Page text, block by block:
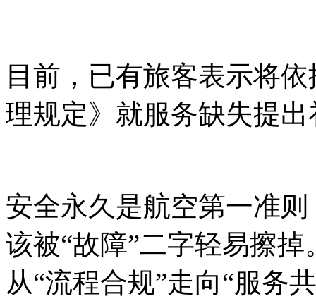
目前，已有旅客表示将
理规定》就服务缺失提
安全永久是航空第一准
该被“故障”二字轻易擦
从“流程合规”走向“服务